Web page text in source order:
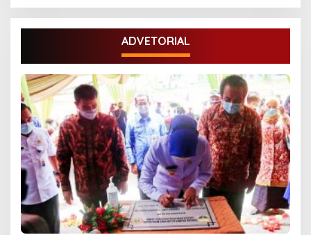
ADVETORIAL